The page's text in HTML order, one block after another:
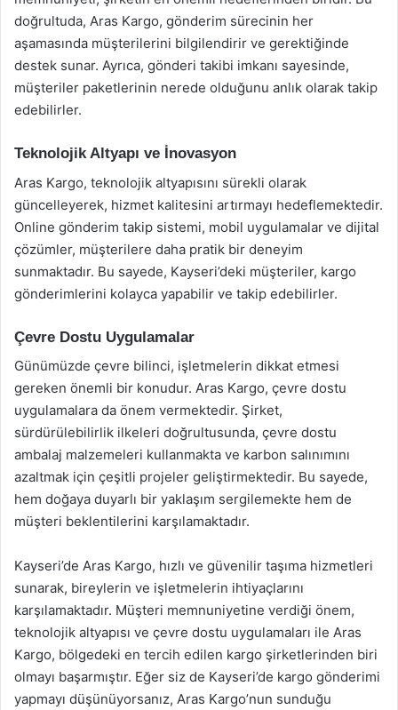
doğrultuda, Aras Kargo, gönderim sürecinin her
aşamasında müşterilerini bilgilendirir ve gerektiğinde
destek sunar. Ayrıca, gönderi takibi imkanı sayesinde,
müşteriler paketlerinin nerede olduğunu anlık olarak takip
edebilirler.
Teknolojik Altyapı ve İnovasyon
Aras Kargo, teknolojik altyapısını sürekli olarak
güncelleyerek, hizmet kalitesini artırmayı hedeflemektedir.
Online gönderim takip sistemi, mobil uygulamalar ve dijital
çözümler, müşterilere daha pratik bir deneyim
sunmaktadır. Bu sayede, Kayseri’deki müşteriler, kargo
gönderimlerini kolayca yapabilir ve takip edebilirler.
Çevre Dostu Uygulamalar
Günümüzde çevre bilinci, işletmelerin dikkat etmesi
gereken önemli bir konudur. Aras Kargo, çevre dostu
uygulamalara da önem vermektedir. Şirket,
sürdürülebilirlik ilkeleri doğrultusunda, çevre dostu
ambalaj malzemeleri kullanmakta ve karbon salınımını
azaltmak için çeşitli projeler geliştirmektedir. Bu sayede,
hem doğaya duyarlı bir yaklaşım sergilemekte hem de
müşteri beklentilerini karşılamaktadır.
Kayseri’de Aras Kargo, hızlı ve güvenilir taşıma hizmetleri
sunarak, bireylerin ve işletmelerin ihtiyaçlarını
karşılamaktadır. Müşteri memnuniyetine verdiği önem,
teknolojik altyapısı ve çevre dostu uygulamaları ile Aras
Kargo, bölgedeki en tercih edilen kargo şirketlerinden biri
olmayı başarmıştır. Eğer siz de Kayseri’de kargo gönderimi
yapmayı düşünüyorsanız, Aras Kargo’nun sunduğu